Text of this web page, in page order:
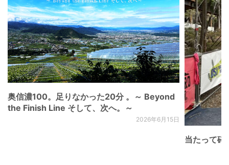
奥信濃100。足りなかった20分 。～ Beyond
the Finish Line そして、次へ。～
2026年6月15日
当たって砕